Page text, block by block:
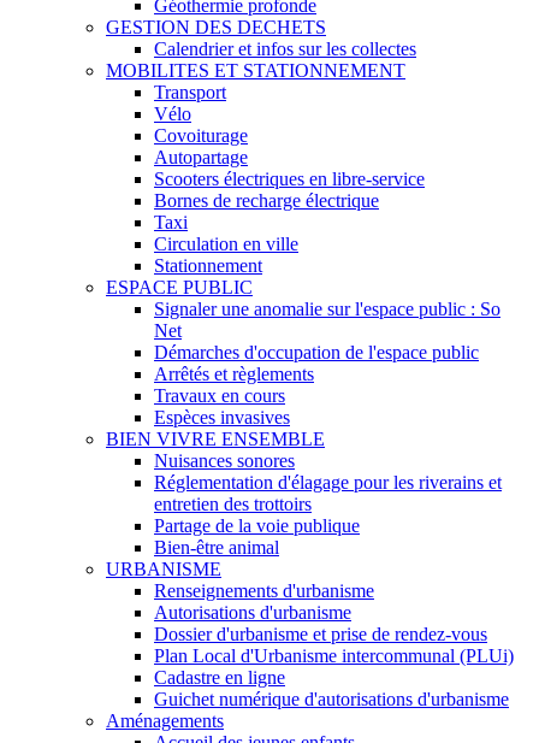
Géothermie profonde
GESTION DES DECHETS
Calendrier et infos sur les collectes
MOBILITES ET STATIONNEMENT
Transport
Vélo
Covoiturage
Autopartage
Scooters électriques en libre-service
Bornes de recharge électrique
Taxi
Circulation en ville
Stationnement
ESPACE PUBLIC
Signaler une anomalie sur l'espace public : So
Net
Démarches d'occupation de l'espace public
Arrêtés et règlements
Travaux en cours
Espèces invasives
BIEN VIVRE ENSEMBLE
Nuisances sonores
Réglementation d'élagage pour les riverains et
entretien des trottoirs
Partage de la voie publique
Bien-être animal
URBANISME
Renseignements d'urbanisme
Autorisations d'urbanisme
Dossier d'urbanisme et prise de rendez-vous
Plan Local d'Urbanisme intercommunal (PLUi)
Cadastre en ligne
Guichet numérique d'autorisations d'urbanisme
Aménagements